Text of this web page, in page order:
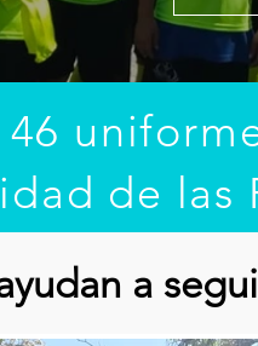
46
de las
a